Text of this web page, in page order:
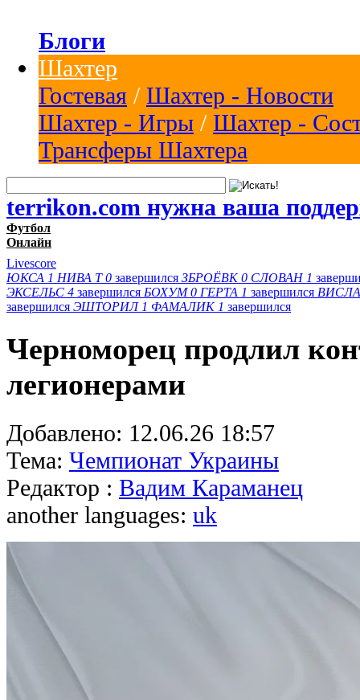
Блоги
Шахтер
Гостевая / Шахтер - Новости
Шахтер - Игры / Шахтер -
Трансферы Шахтера
terrikon.com нужна ваша
Футбол
Онлайн
Livescore
ЮКСА 1 НИВА Т 0 завершился ЗБРОЁВК 0 СЛОВАН 1
ЭКСЕЛЬС 4 завершился БОХУМ 0 ГЕРТА 1 завершился
завершился ЭШТОРИЛ 1 ФАМАЛИК 1 завершился
Черноморец продлил
легионерами
Добавлено: 12.06.26 18:57
Тема: Чемпионат Украины
Редактор : Вадим Караманец
another languages: uk